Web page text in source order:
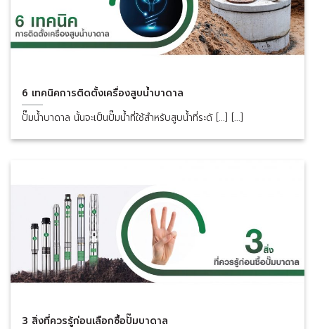
6 เทคนิคการติดตั้งเครื่องสูบน้ำบาดาล
ปั๊มน้ำบาดาล นั้นจะเป็นปั๊มน้ำที่ใช้สำหรับสูบน้ำที่ระดั [...] [...]
3 สิ่งที่ควรรู้ก่อนเลือกซื้อปั๊มบาดาล